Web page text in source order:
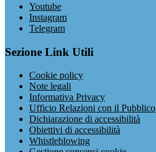
Youtube
Instagram
Telegram
Sezione Link Utili
Cookie policy
Note legali
Informativa Privacy
Ufficio Relazioni con il Pubblico
Dichiarazione di accessibilità
Obiettivi di accessibilità
Whistleblowing